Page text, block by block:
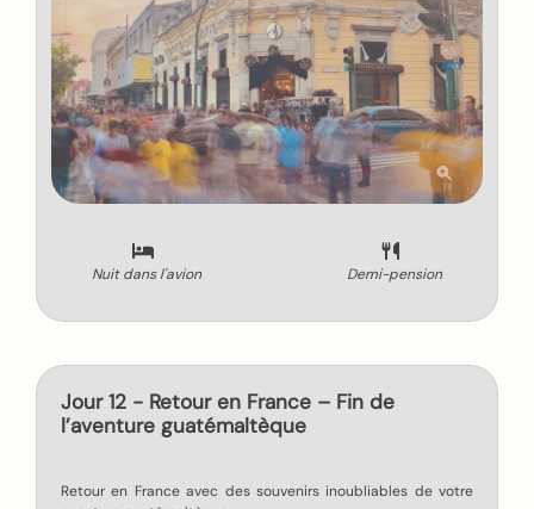
Nuit dans l'avion Demi-pension
Jour 12 - Retour en France – Fin de
l’aventure guatémaltèque
Retour en France avec des souvenirs inoubliables de votre